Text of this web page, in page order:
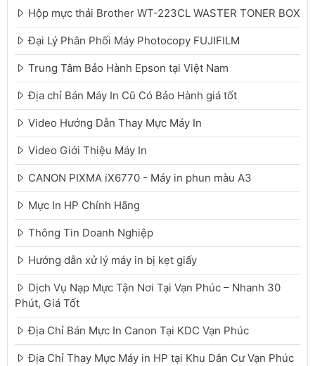
Hộp mực thải Brother WT-223CL WASTER TONER BOX
Đại Lý Phân Phối Máy Photocopy FUJIFILM
Trung Tâm Bảo Hành Epson tại Việt Nam
Địa chỉ Bán Máy In Cũ Có Bảo Hành giá tốt
Video Hướng Dẫn Thay Mực Máy In
Video Giới Thiệu Máy In
CANON PIXMA iX6770 - Máy in phun màu A3
Mực In HP Chính Hãng
Thông Tin Doanh Nghiệp
Hướng dẫn xử lý máy in bị kẹt giấy
Dịch Vụ Nạp Mực Tận Nơi Tại Vạn Phúc – Nhanh 30
Phút, Giá Tốt
Địa Chỉ Bán Mực In Canon Tại KDC Vạn Phúc
Địa Chỉ Thay Mực Máy in HP tại Khu Dân Cư Vạn Phúc